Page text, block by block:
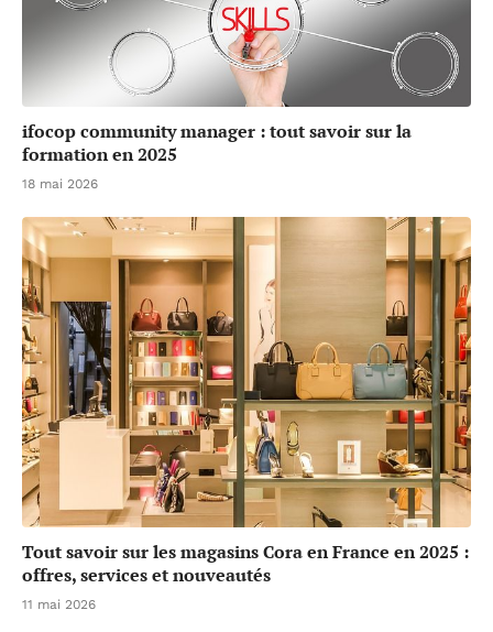
ifocop community manager : tout savoir sur la
formation en 2025
18 mai 2026
Tout savoir sur les magasins Cora en France en 2025 :
offres, services et nouveautés
11 mai 2026